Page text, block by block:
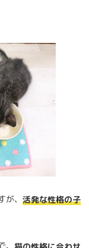
、 活発な性格の子